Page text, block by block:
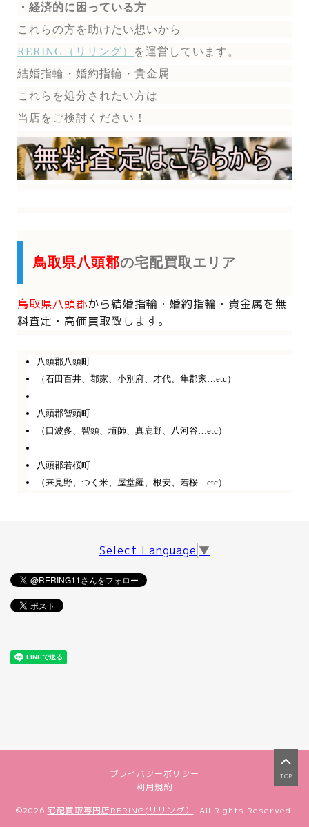
・経済的に困っている方
これらの方を助けたい想いから
RERING（リリング）
を運営しています。
結婚指輪・婚約指輪・貴金属
これらを処分されたい方は
当店をご検討ください！
鳥取県八頭郡の宅配買取エリア
鳥取県八頭郡から結婚指輪・婚約指輪・貴金属を無
料査定・高価買取致します。
八頭郡八頭町
（石田百井、郡家、小別府、才代、隼郡家…etc）
八頭郡智頭町
（口波多、智頭、埴師、真鹿野、八河谷…etc）
八頭郡若桜町
（来見野、つく米、屋堂羅、根安、若桜…etc）
Select Language ▼
プライバシーポリシー
利用規約
TOP
©2026 宅配買取専門店RERING(リリング） . All Rights Reserved.